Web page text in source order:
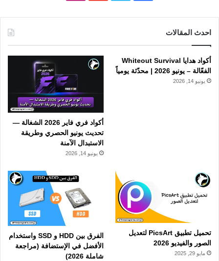
احدث المقالات
أكواد هدايا Whiteout Survival
الفعّالة – يونيو 2026 | محدّثة يومياً
يونيو 14, 2026
أكواد فري فاير 2026 الشغالة —
تحديث يونيو الحصري وطريقة
الاستبدال الآمنة
يونيو 14, 2026
تحميل تطبيق PicsArt لتعديل
الصور والفيديو 2026
مايو 29, 2025
الفرق بين HDD و SSD واستخدام
الأفضل في الإستضافة (مراجعة
شاملة 2026)